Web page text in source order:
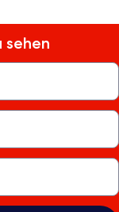
sehen